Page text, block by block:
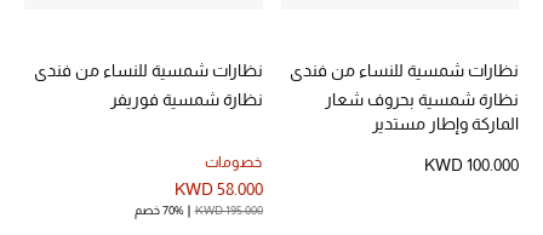
نظارات شمسية للنساء من فندي
نظارة شمسية بحروف شعار
الماركة وإطار مستدير
KWD 100.000
نظارات شمسية للنساء من فندي
نظارة شمسية فوريفر
خصومات
KWD 58.000
KWD 195.000 70% خصم